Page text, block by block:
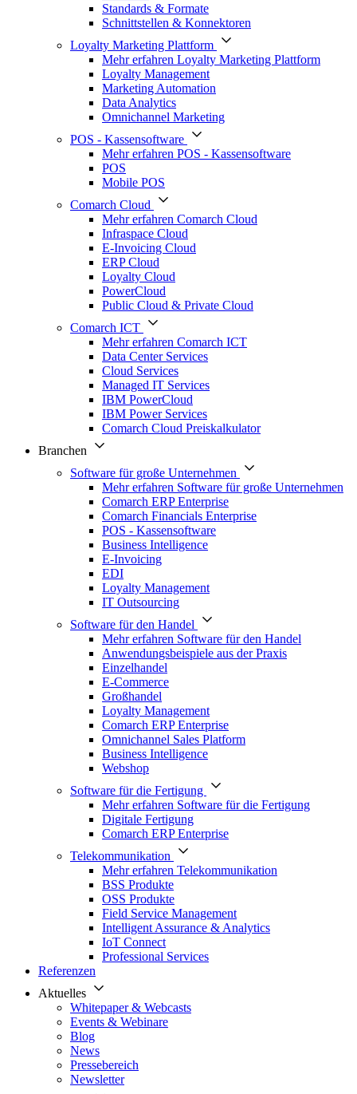
Standards & Formate
Schnittstellen & Konnektoren
Loyalty Marketing Plattform
Mehr erfahren Loyalty Marketing Plattform
Loyalty Management
Marketing Automation
Data Analytics
Omnichannel Marketing
POS - Kassensoftware
Mehr erfahren POS - Kassensoftware
POS
Mobile POS
Comarch Cloud
Mehr erfahren Comarch Cloud
Infraspace Cloud
E-Invoicing Cloud
ERP Cloud
Loyalty Cloud
PowerCloud
Public Cloud & Private Cloud
Comarch ICT
Mehr erfahren Comarch ICT
Data Center Services
Cloud Services
Managed IT Services
IBM PowerCloud
IBM Power Services
Comarch Cloud Preiskalkulator
Branchen
Software für große Unternehmen
Mehr erfahren Software für große Unternehmen
Comarch ERP Enterprise
Comarch Financials Enterprise
POS - Kassensoftware
Business Intelligence
E-Invoicing
EDI
Loyalty Management
IT Outsourcing
Software für den Handel
Mehr erfahren Software für den Handel
Anwendungsbeispiele aus der Praxis
Einzelhandel
E-Commerce
Großhandel
Loyalty Management
Comarch ERP Enterprise
Omnichannel Sales Platform
Business Intelligence
Webshop
Software für die Fertigung
Mehr erfahren Software für die Fertigung
Digitale Fertigung
Comarch ERP Enterprise
Telekommunikation
Mehr erfahren Telekommunikation
BSS Produkte
OSS Produkte
Field Service Management
Intelligent Assurance & Analytics
IoT Connect
Professional Services
Referenzen
Aktuelles
Whitepaper & Webcasts
Events & Webinare
Blog
News
Pressebereich
Newsletter